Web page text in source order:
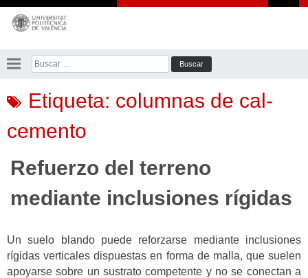
Saltar
contenido
Buscar:
Etiqueta: columnas de cal-
cemento
Refuerzo del terreno
mediante inclusiones rígidas
Un suelo blando puede reforzarse mediante inclusiones
rígidas verticales dispuestas en forma de malla, que suelen
apoyarse sobre un sustrato competente y no se conectan a